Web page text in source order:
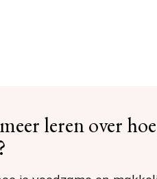
leren over